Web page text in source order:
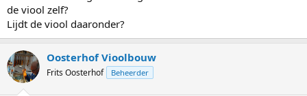
de viool zelf?
Lijdt de viool daaronder?
Oosterhof Vioolbouw
Frits Oosterhof Beheerder